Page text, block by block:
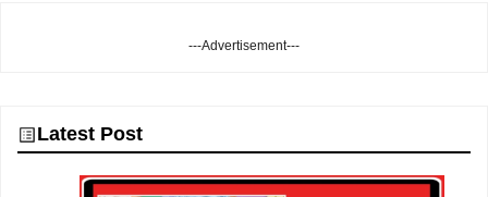
---Advertisement---
Latest Post